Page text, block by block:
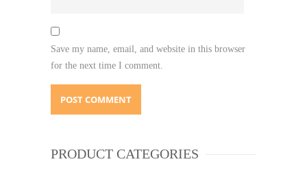
Save my name, email, and website in this browser
for the next time I comment.
PRODUCT CATEGORIES